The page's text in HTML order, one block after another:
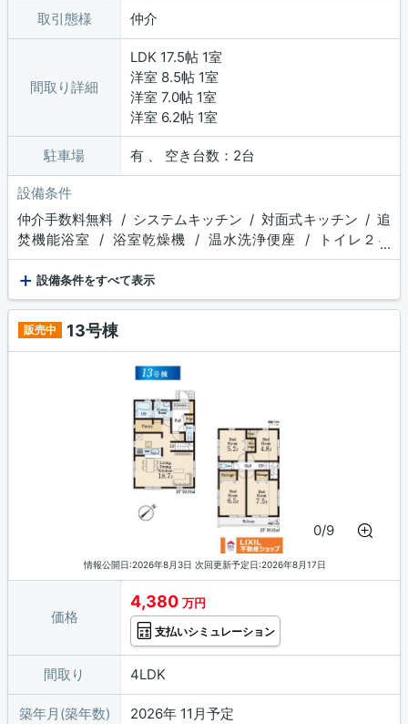
取引態様 仲介
間取り詳細
LDK 17.5帖 1室
洋室 8.5帖 1室
洋室 7.0帖 1室
洋室 6.2帖 1室
駐車場 有 、 空き台数：2台
設備条件
仲介手数料無料 / システムキッチン / 対面式キッチン / 追
焚機能浴室 / 浴室乾燥機 / 温水洗浄便座 / トイレ２ヶ
所 / 浴室１坪以上 / 床下収納 / ウォークインクロゼッ
ト / 収納豊富 / TVモニタ付インターホン / ディンプルキ
ー
...
+ 設備条件をすべて表示
販売中 13号棟
0/9
情報公開日:2026年8月3日 次回更新予定日:2026年8月17日
価格
4,380 万円
支払いシミュレーション
間取り 4LDK
築年月(築年数) 2026年 11月予定